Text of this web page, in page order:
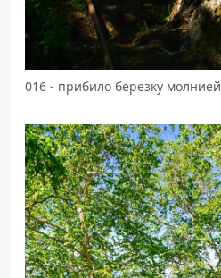
016 - прибило березку молнией